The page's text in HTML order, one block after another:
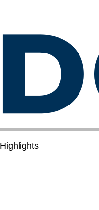
Highlights